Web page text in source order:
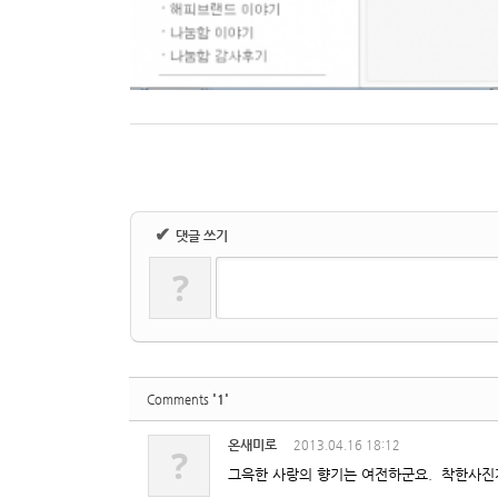
✔ 댓글 쓰기
?
Comments '1'
? 온새미로 2013.04.16 18:12
그윽한 사랑의 향기는 여전하군요. 착한사진